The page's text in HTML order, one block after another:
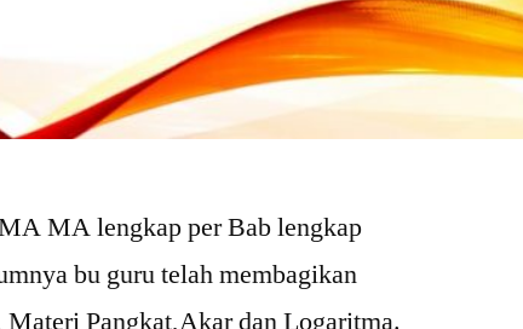
MA lengkap per Bab lengkap
bu guru telah membagikan
Pangkat,Akar dan Logaritma.